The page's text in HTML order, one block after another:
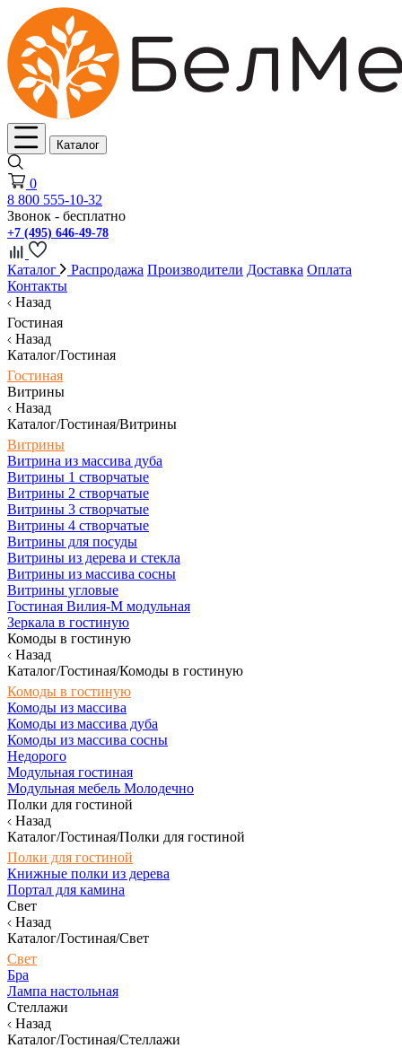
Каталог
0
8 800 555-10-32
Звонок - бесплатно
+7 (495) 646-49-78
Каталог Распродажа Производители Доставка Оплата
Контакты
Назад
Гостиная
Назад
Каталог/Гостиная
Гостиная
Витрины
Назад
Каталог/Гостиная/Витрины
Витрины
Витрина из массива дуба
Витрины 1 створчатые
Витрины 2 створчатые
Витрины 3 створчатые
Витрины 4 створчатые
Витрины для посуды
Витрины из дерева и стекла
Витрины из массива сосны
Витрины угловые
Гостиная Вилия-М модульная
Зеркала в гостиную
Комоды в гостиную
Назад
Каталог/Гостиная/Комоды в гостиную
Комоды в гостиную
Комоды из массива
Комоды из массива дуба
Комоды из массива сосны
Недорого
Модульная гостиная
Модульная мебель Молодечно
Полки для гостиной
Назад
Каталог/Гостиная/Полки для гостиной
Полки для гостиной
Книжные полки из дерева
Портал для камина
Свет
Назад
Каталог/Гостиная/Свет
Свет
Бра
Лампа настольная
Стеллажи
Назад
Каталог/Гостиная/Стеллажи